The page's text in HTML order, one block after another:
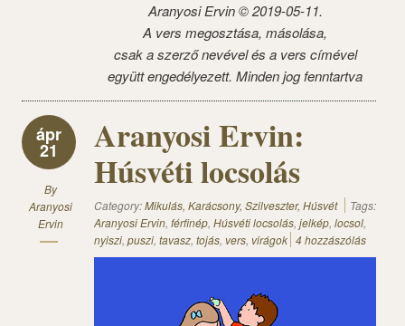
Aranyosi Ervin ©2019-05-11.
A vers megosztása, másolása,
csak a szerző nevével és a vers címével
együtt engedélyezett. Minden jog fenntartva
ápr
21
By
Aranyosi
Ervin
Aranyosi Ervin:
Húsvéti locsolás
Category:Mikulás, Karácsony, Szilveszter, Húsvét
Tags:
Aranyosi Ervin, férfinép, Húsvéti locsolás, jelkép, locsol,
nyiszi, puszi, tavasz, tojás, vers, virágok 4 hozzászólás